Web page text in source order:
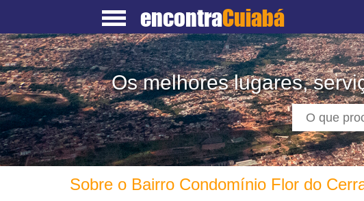
encontraCuiabá
Os melhores lugares,
Sobre o Bairro Condomínio Flor do